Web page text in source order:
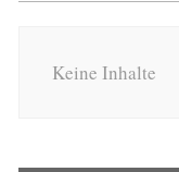
Keine Inhalte